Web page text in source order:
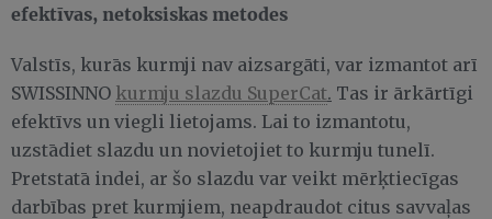
efektīvas, netoksiskas metodes
Valstīs, kurās kurmji nav aizsargāti, var izmantot arī
SWISSINNO kurmju slazdu SuperCat. Tas ir ārkārtīgi
efektīvs un viegli lietojams. Lai to izmantotu,
uzstādiet slazdu un novietojiet to kurmju tunelī.
Pretstatā indei, ar šo slazdu var veikt mērķtiecīgas
darbības pret kurmjiem, neapdraudot citus savvaļas